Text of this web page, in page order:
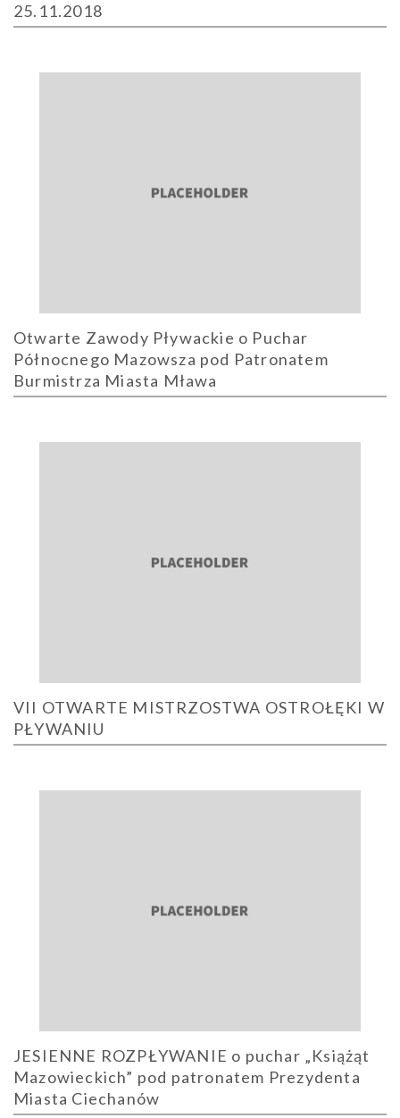
25.11.2018
Otwarte Zawody Pływackie o Puchar
Północnego Mazowsza pod Patronatem
Burmistrza Miasta Mława
VII OTWARTE MISTRZOSTWA OSTROŁĘKI W
PŁYWANIU
JESIENNE ROZPŁYWANIE o puchar „Książąt
Mazowieckich” pod patronatem Prezydenta
Miasta Ciechanów